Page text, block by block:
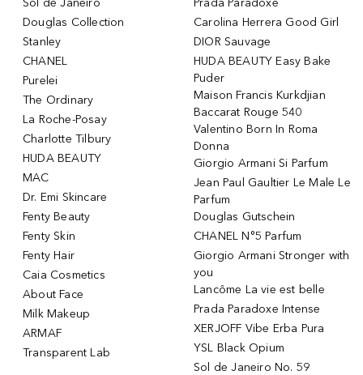
Sol de Janeiro
Douglas Collection
Stanley
CHANEL
Purelei
The Ordinary
La Roche-Posay
Charlotte Tilbury
HUDA BEAUTY
MAC
Dr. Emi Skincare
Fenty Beauty
Fenty Skin
Fenty Hair
Caia Cosmetics
About Face
Milk Makeup
ARMAF
Transparent Lab
Prada Paradoxe
Carolina Herrera Good Girl
DIOR Sauvage
HUDA BEAUTY Easy Bake
Puder
Maison Francis Kurkdjian
Baccarat Rouge 540
Valentino Born In Roma
Donna
Giorgio Armani Si Parfum
Jean Paul Gaultier Le Male Le
Parfum
Douglas Gutschein
CHANEL N°5 Parfum
Giorgio Armani Stronger with
you
Lancôme La vie est belle
Prada Paradoxe Intense
XERJOFF Vibe Erba Pura
YSL Black Opium
Sol de Janeiro No. 59